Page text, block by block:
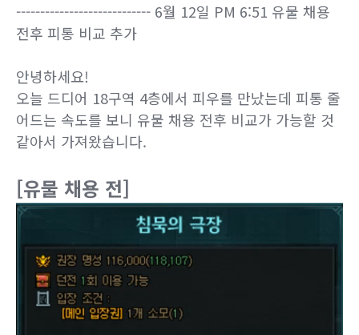
---------------------------- 6월 12일 PM 6:51 유물 채용
전후 피통 비교 추가
안녕하세요!
오늘 드디어 18구역 4층에서 피우를 만났는데 피통 줄
어드는 속도를 보니 유물 채용 전후 비교가 가능할 것
같아서 가져왔습니다.
[유물 채용 전]